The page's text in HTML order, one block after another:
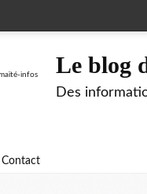
Le blog
Des
Contact